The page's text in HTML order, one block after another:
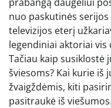
nuo paskutinės
televizijos eterį
legendiniai aktoriai
Tačiau kaip susiklostė
šviesoms? Kai kurie iš
žvaigždėmis, kiti
pasitraukė iš viešumos.